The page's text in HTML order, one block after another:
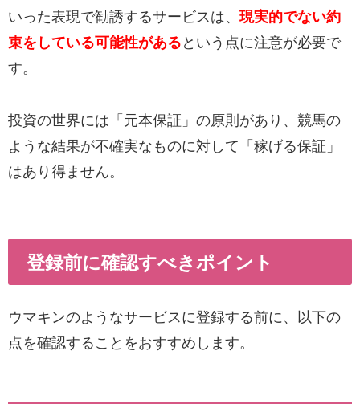
いった表現で勧誘するサービスは、 現実的でない約
束をしている可能性がある という点に注意が必要で
す。
投資の世界には「元本保証」の原則があり、競馬の
ような結果が不確実なものに対して「稼げる保証」
はあり得ません。
登録前に確認すべきポイント
ウマキンのようなサービスに登録する前に、以下の
点を確認することをおすすめします。